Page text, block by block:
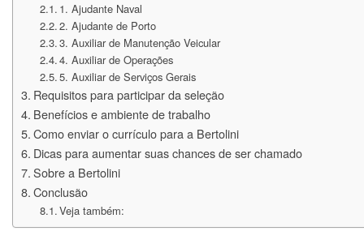
1. Ajudante Naval
2. Ajudante de Porto
3. Auxiliar de Manutenção Veicular
4. Auxiliar de Operações
5. Auxiliar de Serviços Gerais
Requisitos para participar da seleção
Benefícios e ambiente de trabalho
Como enviar o currículo para a Bertolini
Dicas para aumentar suas chances de ser chamado
Sobre a Bertolini
Conclusão
Veja também: